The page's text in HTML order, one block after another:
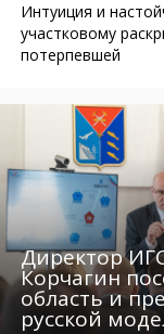
Интуиция и
участковому
потерпевшей
Директор
Корчагин
область и
русской